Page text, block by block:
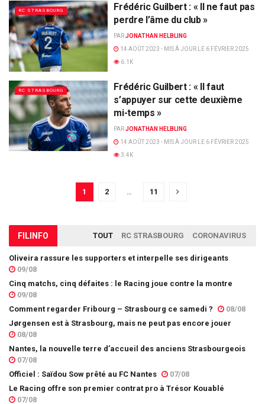
RC STRASBOURG
Frédéric Guilbert : « Il ne faut pas
perdre l’âme du club »
PARJONATHAN HELBLING
14 AOÛT 2023 - MIS À JOUR LE 6 FÉVRIER 2025
6.1K
RC STRASBOURG
Frédéric Guilbert : « Il faut
s’appuyer sur cette deuxième
mi-temps »
PARJONATHAN HELBLING
14 AOÛT 2023 - MIS À JOUR LE 6 FÉVRIER 2025
3.4K
1 2 11
FILINFO TOUT RC STRASBOURG CORONAVIRUS
Oliveira rassure les supporters et interpelle ses dirigeants
09/08
Cinq matchs, cinq défaites : le Racing joue contre la montre
09/08
Comment regarder Fribourg – Strasbourg ce samedi ?
08/08
Jørgensen est à Strasbourg, mais ne peut pas encore jouer
08/08
Nantes, la nouvelle terre d’accueil des anciens Strasbourgeois
07/08
Officiel : Saïdou Sow prêté au FC Nantes
07/08
Le Racing offre son premier contrat pro à Trésor Kouablé
07/08